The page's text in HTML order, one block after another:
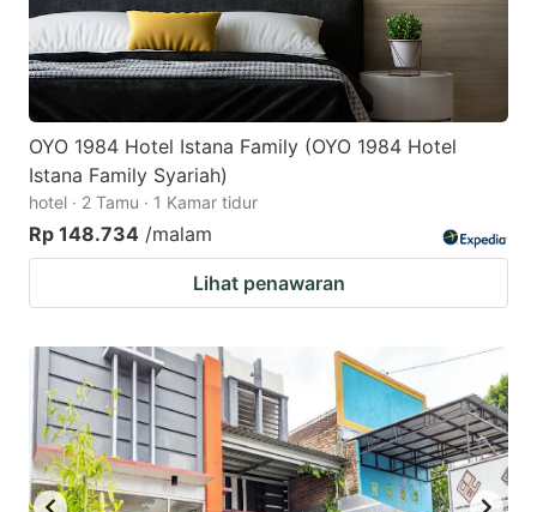
OYO 1984 Hotel Istana Family (OYO 1984 Hotel
Istana Family Syariah)
hotel · 2 Tamu · 1 Kamar tidur
Rp 148.734 /malam
Lihat penawaran